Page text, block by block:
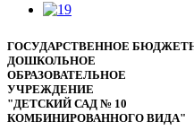
ГОСУДАРСТВЕННОЕ
ДОШКОЛЬНОЕ
ОБРАЗОВАТЕЛЬНОЕ
УЧРЕЖДЕНИЕ
"ДЕТСКИЙ САД № 10
КОМБИНИРОВАННОГО ВИДА"